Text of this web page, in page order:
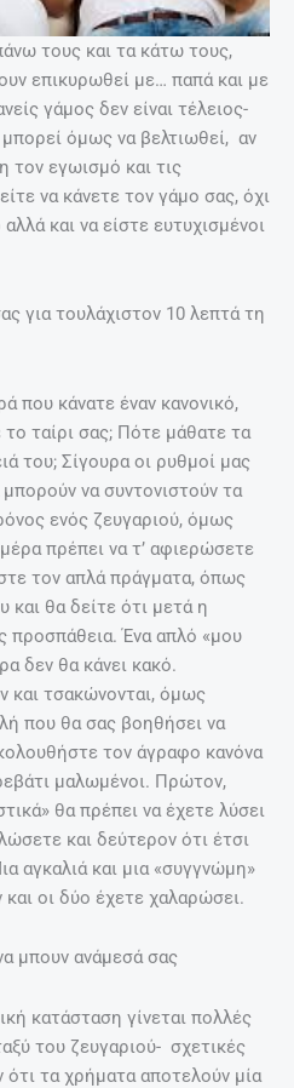
τους και τα κάτω τους,
επικυρωθεί με… παπά και με
γάμος δεν είναι τέλειος-
μπορεί όμως να βελτιωθεί, αν
τον εγωισμό και τις
να κάνετε τον γάμο σας, όχι
και να είστε ευτυχισμένοι
για τουλάχιστον 10 λεπτά τη
που κάνατε έναν κανονικό,
ταίρι σας; Πότε μάθατε τα
του; Σίγουρα οι ρυθμοί μας
να συντονιστούν τα
ενός ζευγαριού, όμως
πρέπει να τ’ αφιερώσετε
τον απλά πράγματα, όπως
θα δείτε ότι μετά η
προσπάθεια. Ένα απλό «μου
δεν θα κάνει κακό.
και τσακώνονται, όμως
που θα σας βοηθήσει να
τον άγραφο κανόνα
μαλωμένοι. Πρώτον,
θα πρέπει να έχετε λύσει
και δεύτερον ότι έτσι
αγκαλιά και μια «συγγνώμη»
και οι δύο έχετε χαλαρώσει.
μπουν ανάμεσά σας
κατάσταση γίνεται πολλές
του ζευγαριού- σχετικές
ότι τα χρήματα αποτελούν μία